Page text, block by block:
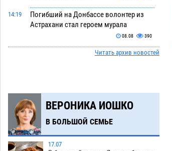
14:19
Погибший на Донбассе волонтер из
Астрахани стал героем мурала
08.08 390
Подросток, перебегавший дорогу вне
12:02
Астраханский следком помог
подростку получить зарплату за
честный труд
10:51
Фаворитская ноша: астраханские
гандболисты крупно проиграли
Читать архив новостей
ВЕРОНИКА ИОШКО
В БОЛЬШОЙ СЕМЬЕ
17.07